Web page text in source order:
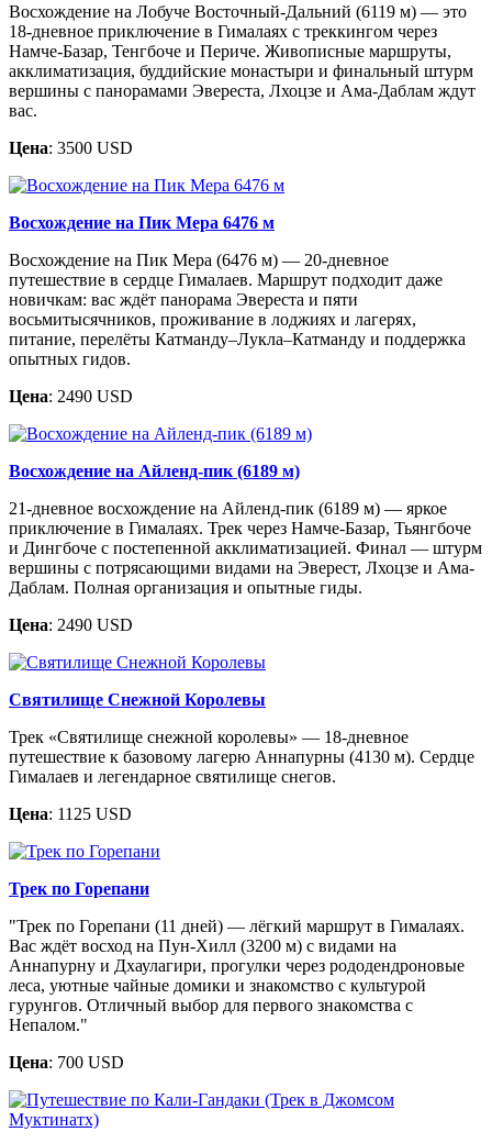
Восхождение на Лобуче Восточный-Дальний (6119 м) — это
18-дневное приключение в Гималаях с треккингом через
Намче-Базар, Тенгбоче и Периче. Живописные маршруты,
акклиматизация, буддийские монастыри и финальный штурм
вершины с панорамами Эвереста, Лхоцзе и Ама-Даблам ждут
вас.
Цена: 3500 USD
Восхождение на Пик Мера 6476 м
Восхождение на Пик Мера (6476 м) — 20-дневное
путешествие в сердце Гималаев. Маршрут подходит даже
новичкам: вас ждёт панорама Эвереста и пяти
восьмитысячников, проживание в лоджиях и лагерях,
питание, перелёты Катманду–Лукла–Катманду и поддержка
опытных гидов.
Цена: 2490 USD
Восхождение на Айленд-пик (6189 м)
21-дневное восхождение на Айленд-пик (6189 м) — яркое
приключение в Гималаях. Трек через Намче-Базар, Тьянгбоче
и Дингбоче с постепенной акклиматизацией. Финал — штурм
вершины с потрясающими видами на Эверест, Лхоцзе и Ама-
Даблам. Полная организация и опытные гиды.
Цена: 2490 USD
Святилище Снежной Королевы
Трек «Святилище снежной королевы» — 18-дневное
путешествие к базовому лагерю Аннапурны (4130 м). Сердце
Гималаев и легендарное святилище снегов.
Цена: 1125 USD
Трек по Горепани
"Трек по Горепани (11 дней) — лёгкий маршрут в Гималаях.
Вас ждёт восход на Пун-Хилл (3200 м) с видами на
Аннапурну и Дхаулагири, прогулки через рододендроновые
леса, уютные чайные домики и знакомство с культурой
гурунгов. Отличный выбор для первого знакомства с
Непалом."
Цена: 700 USD